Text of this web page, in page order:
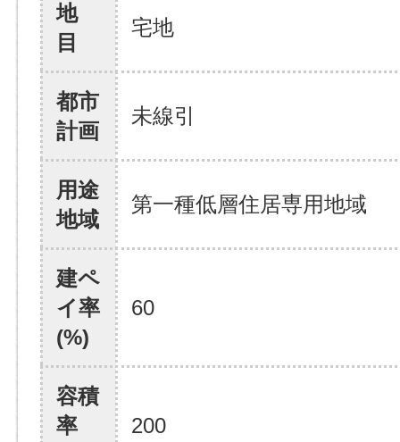
地
目
宅地
都市
計画
未線引
用途
地域
第一種低層住居専用地域
建ペ
イ率
(%)
60
容積
率
200